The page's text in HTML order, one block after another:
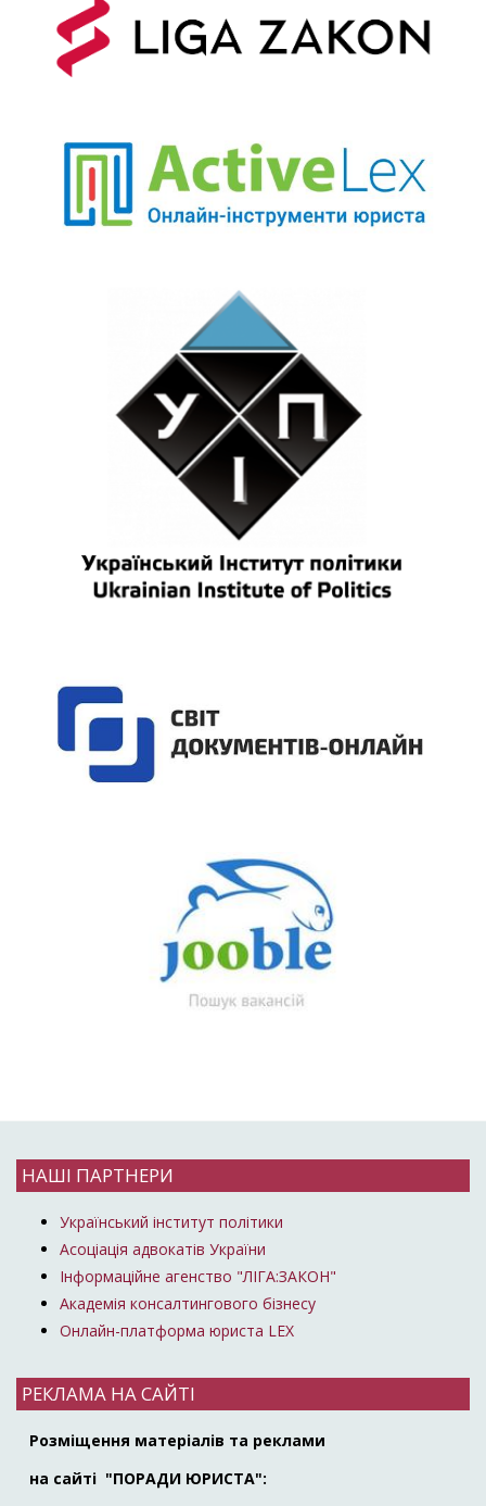
НАШІ ПАРТНЕРИ
Український інститут політики
Асоціація адвокатів України
Інформаційне агенство "ЛІГА:ЗАКОН"
Академія консалтингового бізнесу
Онлайн-платформа юриста LEX
РЕКЛАМА НА САЙТІ
Розміщення матеріалів та реклами
на сайті "ПОРАДИ ЮРИСТА":